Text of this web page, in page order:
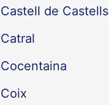
de Castells